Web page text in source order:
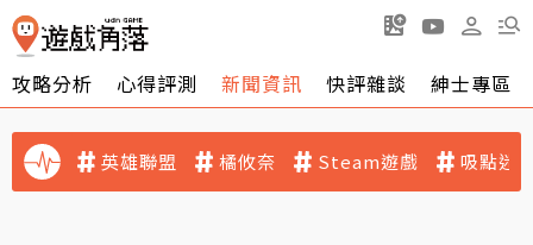
攻略分析 心得評測 新聞資訊 快評雜談 紳士專區
英雄聯盟 橘攸奈 Steam遊戲 吸點迷